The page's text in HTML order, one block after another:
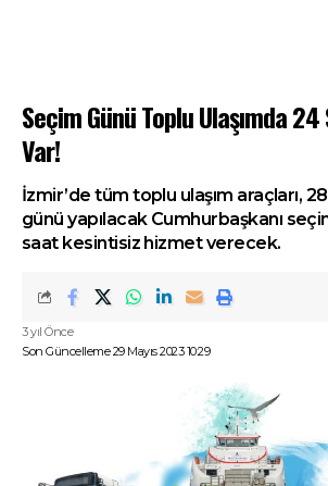
Seçim Günü Toplu Ulaşımda
Var!
İzmir’de tüm toplu ulaşım araçları,
günü yapılacak Cumhurbaşkanı
saat kesintisiz hizmet verecek.
Son Güncelleme 29 Mayıs 2023 10:29
3 yıl Önce